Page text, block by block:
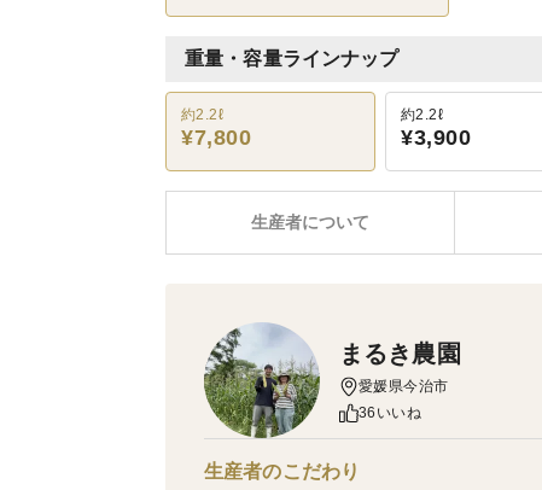
重量・容量ラインナップ
約2.2ℓ
¥7,800
約2.2ℓ
¥3,900
生産者について
まるき農園
愛媛県今治市
36いいね
生産者のこだわり